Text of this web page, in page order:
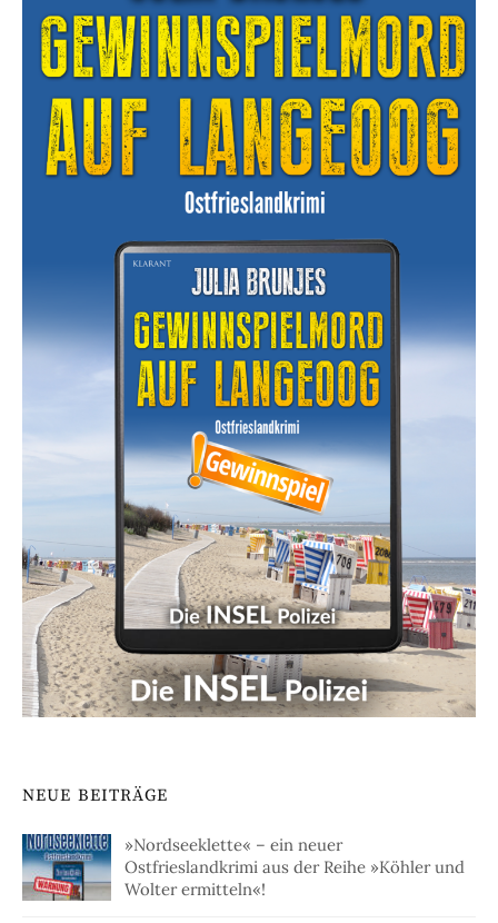
NEUE BEITRÄGE
»Nordseeklette« – ein neuer
Ostfrieslandkrimi aus der Reihe »Köhler und
Wolter ermitteln«!